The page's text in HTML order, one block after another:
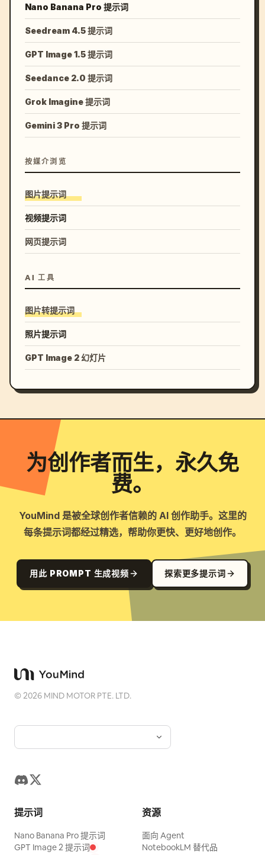
Nano Banana Pro 提示词
Seedream 4.5 提示词
GPT Image 1.5 提示词
Seedance 2.0 提示词
Grok Imagine 提示词
Gemini 3 Pro 提示词
按媒介浏览
图片提示词
视频提示词
网页提示词
AI 工具
图片转提示词
照片提示词
GPT Image 2 幻灯片
为创作者而生，永久免
费。
YouMind 是被全球创作者信赖的 AI 创作助手。这里的
每条提示词都经过精选，帮助你更快、更好地创作。
用此 PROMPT 生成视频 探索更多提示词
©2026 MIND MOTOR PTE. LTD.
提示词
Nano Banana Pro 提示词
GPT Image 2 提示词
资源
面向 Agent
NotebookLM 替代品